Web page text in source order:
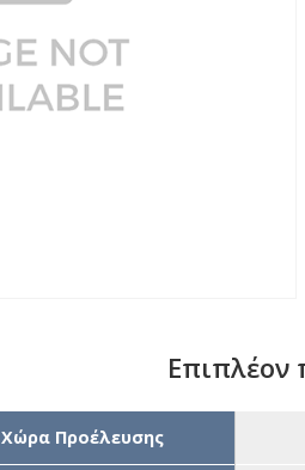
Επιπλέον
Χώρα Προέλευσης